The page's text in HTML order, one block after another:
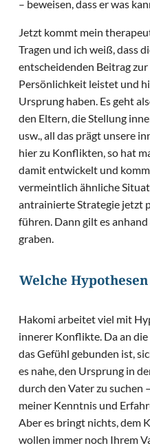
– beweisen, dass er was
Jetzt kommt mein
Tragen und ich weiß, dass
entscheidenden Beitrag
Persönlichkeit leistet und
Ursprung haben. Es geht
den Eltern, die Stellung
usw., all das prägt unsere
hier zu Konflikten, so hat
damit entwickelt und
vermeintlich ähnliche
antrainierte Strategie jetzt
führen. Dann gilt es
graben.
Welche
Hakomi arbeitet viel mit
innerer Konflikte. Da an
das Gefühl gebunden ist,
es nahe, den Ursprung in
durch den Vater zu suchen
meiner Kenntnis und
Aber es bringt nichts, dem
wollen immer noch Ihrem